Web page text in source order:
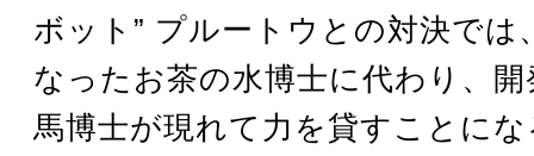
ボット” プルートウとの対決では
なったお茶の水博士に代わり、
馬博士が現れて力を貸すことに